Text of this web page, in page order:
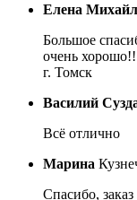
Елена
Большое
очень
г. Томск
Василий
Всё отлично
Марина
Спасибо,